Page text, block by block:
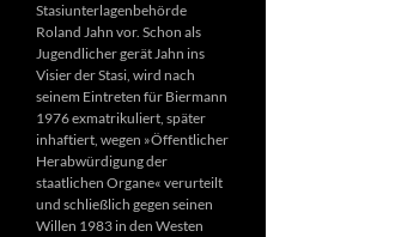
Stasiunterlagenbehörde
Roland Jahn vor. Schon als
Jugendlicher gerät Jahn ins
Visier der Stasi, wird nach
seinem Eintreten für Biermann
1976 exmatrikuliert, später
inhaftiert, wegen »Öffentlicher
Herabwürdigung der
staatlichen Organe« verurteilt
und schließlich gegen seinen
Willen 1983 in den Westen